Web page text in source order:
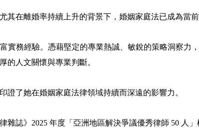
其在離婚率持續上升的背景下，婚姻家庭法已成為當
實務經驗。憑藉堅定的專業熱誠、敏銳的策略洞察
的人文關懷與專業判斷。
證了她在婚姻家庭法律領域持續而深遠的影響力。
誌》2025 年度「亞洲地區解決爭議優秀律師 50 人